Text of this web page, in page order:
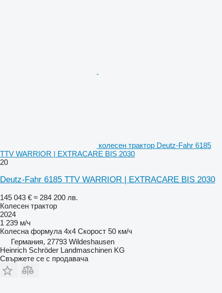
колесен трактор Deutz-Fahr 6185
TTV WARRIOR | EXTRACARE BIS 2030
20
Deutz-Fahr 6185 TTV WARRIOR | EXTRACARE BIS 2030
145 043 € ≈ 284 200 лв.
Колесен трактор
2024
1 239 м/ч
Колесна формула 4x4 Скорост 50 км/ч
Германия, 27793 Wildeshausen
Heinrich Schröder Landmaschinen KG
Свържете се с продавача